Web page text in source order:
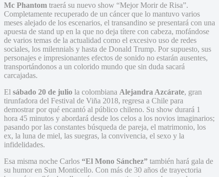
Mc Phantom traerá su nuevo show “Mejor Morir de Risa”.
Completamente recuperado de un cáncer que lo mantuvo varios
meses alejado de los escenarios, el transandino se presentará con una
apuesta de stand up en la que no deja títere con cabeza, mofándose
de varios temas de la actualidad como el excesivo uso de redes
sociales, los milennials y hasta de Donald Trump. Por supuesto, sus
personajes e impresionantes efectos de sonido no estarán ausentes,
transportándonos a un colorido mundo que sin duda sacará
carcajadas.
El sábado 20 de julio la colombiana Alejandra Azcárate, gran
tirunfadora del Festival de Viña 2018, regresa a Chile para
demostrar por qué encantó al público chileno. Su show durará 1
hora 45 minutos y abordará desde los celos a los novios imaginarios;
pasando por las constantes búsqueda de pareja, el matrimonio, los
ex, la luna de miel, las suegras, la convivencia, el sexo y la
infidelidades.
Esa misma noche Carlos “El Mono Sánchez” también hará gala de
su humor en Sun Monticello. Con más de 30 años de trayectoria